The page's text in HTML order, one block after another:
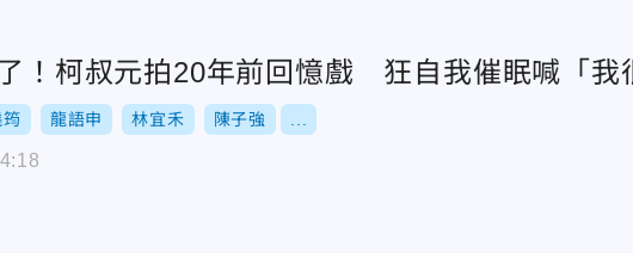
！柯叔元拍20年前回憶戲 狂自我催眠喊「我
筠 龍語申 林宜禾 陳子強